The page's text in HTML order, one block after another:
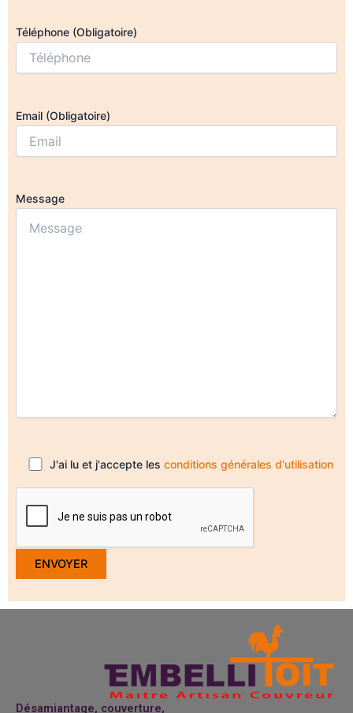
Téléphone (Obligatoire)
Email (Obligatoire)
Message
J'ai lu et j'accepte les conditions générales d'utilisation
Désamiantage, couverture,